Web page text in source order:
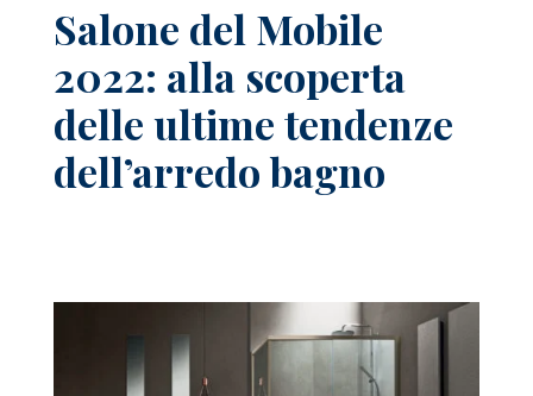
Salone del Mobile
2022: alla scoperta
delle ultime tendenze
dell’arredo bagno